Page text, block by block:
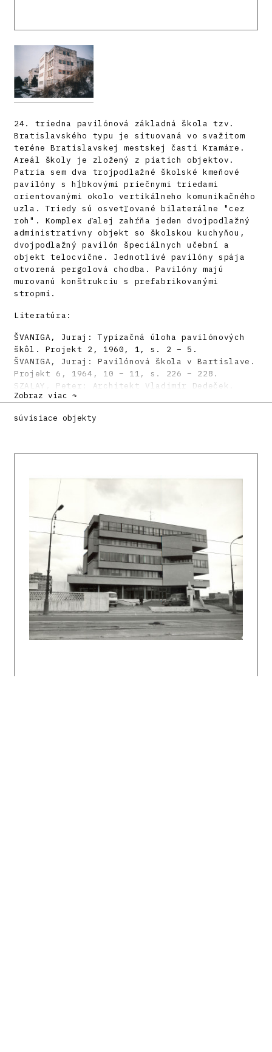
24. triedna pavilónová základná škola tzv.
Bratislavského typu je situovaná vo svažitom
teréne Bratislavskej mestskej časti Kramáre.
Areál školy je zložený z piatich objektov.
Patria sem dva trojpodlažné školské kmeňové
pavilóny s hĺbkovými priečnymi triedami
orientovanými okolo vertikálneho komunikačného
uzla. Triedy sú osvetľované bilaterálne "cez
roh". Komplex ďalej zahŕňa jeden dvojpodlažný
administratívny objekt so školskou kuchyňou,
dvojpodlažný pavilón špeciálnych učební a
objekt telocvične. Jednotlivé pavilóny spája
otvorená pergolová chodba. Pavilóny majú
murovanú konštrukciu s prefabrikovanými
stropmi.
Literatúra:
ŠVANIGA, Juraj: Typizačná úloha pavilónových
škôl. Projekt 2, 1960, 1, s. 2 – 5.
ŠVANIGA, Juraj: Pavilónová škola v Bartislave.
Projekt 6, 1964, 10 – 11, s. 226 – 228.
SZALAY, Peter: Architekt Vladimír Dedeček.
Architektúra & Urbanizmus 39, 2005, 3 – 4, s.
Zobraz viac ↷
súvisiace objekty